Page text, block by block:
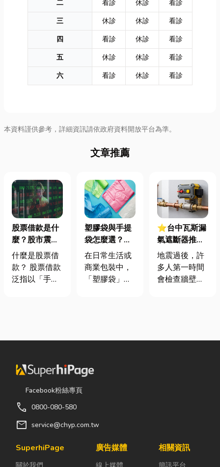
二
看診 休診
看診
三
休診 休診
看診
四
看診 休診
看診
五
休診 休診
看診
六
看診 休診 看診
本資料謹供參考，詳細資訊請依政府資料開放平台為準。
文章推薦
股票借款是什
麼？股市震盪|
股票借款、股
票質借、當鋪
借款完整比較
什麼是股票借
款？ 股票借款
泛指以「手中
的融資方式，
賣出股票，就
能取得資金應
急，同時保留
的獲利空間。
依承作單位不
為證券公司的
塑膠袋與手提
袋怎麼選？材
質、用途與耐
重度一次看懂
在日常生活或
商業包裝中，
「塑膠袋」與
具，但實際上
景上，其實差
性，還可能造
商品損壞。 這
⭐台中瓦斯漏
氣遮斷器推薦
廠商在這！地
震氣爆怎麼
防？警報器與
地震過後，許
多人第一時間
會檢查牆壁裂
線。日前日本
默充斥在空間
Facebook粉絲專頁
call 0800-080-580
mail service@chyp.com.tw
SuperhiPage
關於我們
廣告媒體
線上媒體
相關資訊
簡訊平台